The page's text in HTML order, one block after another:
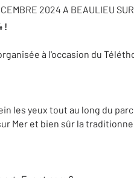
!
à l'occasion du
les yeux tout au long du
Mer et bien sûr la